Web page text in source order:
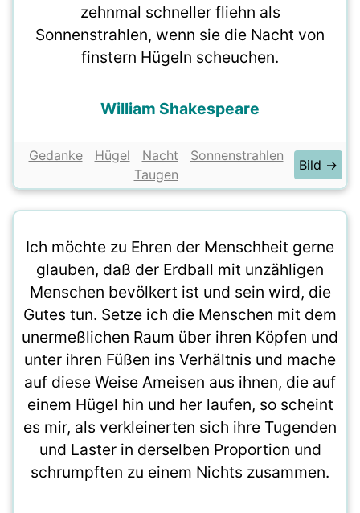
zehnmal schneller fliehn als
Sonnenstrahlen, wenn sie die Nacht von
finstern Hügeln scheuchen.
William Shakespeare
Gedanke Hügel Nacht
Sonnenstrahlen
Taugen
Bild →
Ich möchte zu Ehren der Menschheit gerne
glauben, daß der Erdball mit unzähligen
Menschen bevölkert ist und sein wird, die
Gutes tun. Setze ich die Menschen mit dem
unermeßlichen Raum über ihren Köpfen und
unter ihren Füßen ins Verhältnis und mache
auf diese Weise Ameisen aus ihnen, die auf
einem Hügel hin und her laufen, so scheint
es mir, als verkleinerten sich ihre Tugenden
und Laster in derselben Proportion und
schrumpften zu einem Nichts zusammen.